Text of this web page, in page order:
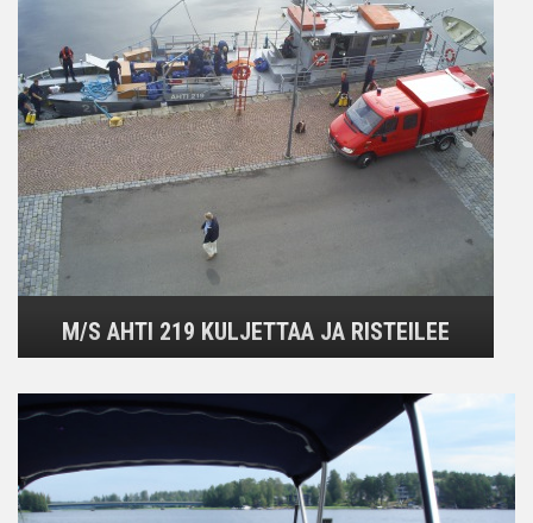
M/S AHTI 219 KULJETTAA JA RISTEILEE